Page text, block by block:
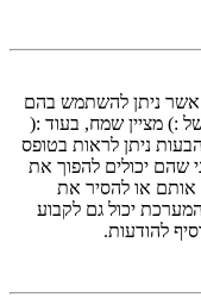
אשר ניתן להשתמש בהם
:) מציין שמח, בעוד :(
ניתן לראות בטופס
שהם יכולים להפוך את
אותם או להסיר את
יכול גם לקבוע
להודעות.